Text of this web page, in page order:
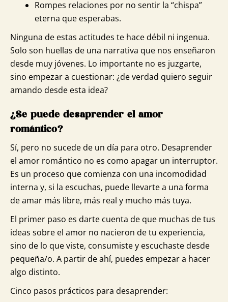
Rompes relaciones por no sentir la “chispa”
eterna que esperabas.
Ninguna de estas actitudes te hace débil ni ingenua.
Solo son huellas de una narrativa que nos enseñaron
desde muy jóvenes. Lo importante no es juzgarte,
sino empezar a cuestionar: ¿de verdad quiero seguir
amando desde esta idea?
¿Se puede desaprender el amor
romántico?
Sí, pero no sucede de un día para otro. Desaprender
el amor romántico no es como apagar un interruptor.
Es un proceso que comienza con una incomodidad
interna y, si la escuchas, puede llevarte a una forma
de amar más libre, más real y mucho más tuya.
El primer paso es darte cuenta de que muchas de tus
ideas sobre el amor no nacieron de tu experiencia,
sino de lo que viste, consumiste y escuchaste desde
pequeña/o. A partir de ahí, puedes empezar a hacer
algo distinto.
Cinco pasos prácticos para desaprender: